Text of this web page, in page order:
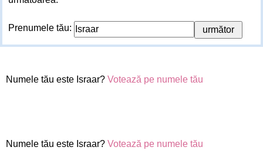
Prenumele tău:
Numele tău este Israar? Votează pe numele tău
Numele tău este Israar? Votează pe numele tău